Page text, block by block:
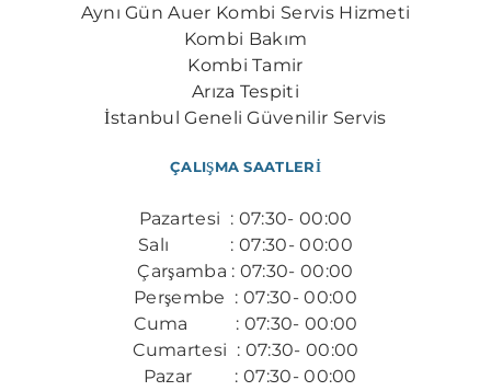
​Aynı Gün Auer Kombi Servis Hizmeti
Kombi Bakım
Kombi Tamir
Arıza Tespiti
İstanbul Geneli Güvenilir Servis
ÇALIŞMA SAATLERİ
Pazartesi : 07:30- 00:00
Salı : 07:30- 00:00
Çarşamba : 07:30- 00:00
Perşembe : 07:30- 00:00
​Cuma : 07:30- 00:00
Cumartesi : 07:30- 00:00
Pazar : 07:30- 00:00